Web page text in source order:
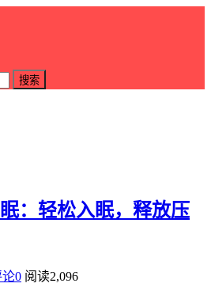
搜索
：轻松入眠，释放压
0 阅读2,096